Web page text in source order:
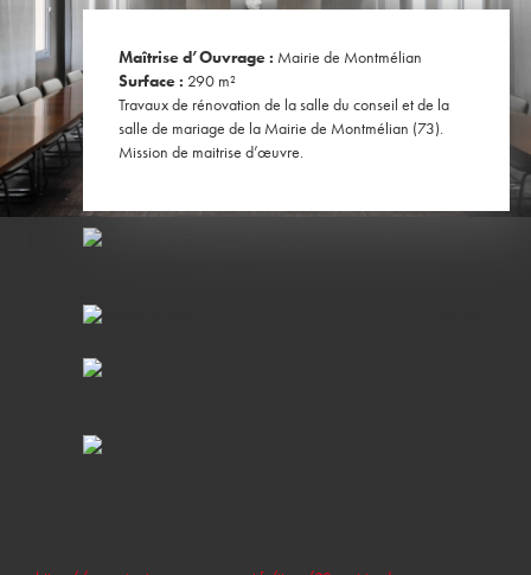
Maîtrise d’Ouvrage : Mairie de Montmélian
Surface : 290 m²
Travaux de rénovation de la salle du conseil et de la
salle de mariage de la Mairie de Montmélian (73).
Mission de maitrise d’œuvre.